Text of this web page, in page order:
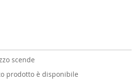
scende
prodotto è disponibile